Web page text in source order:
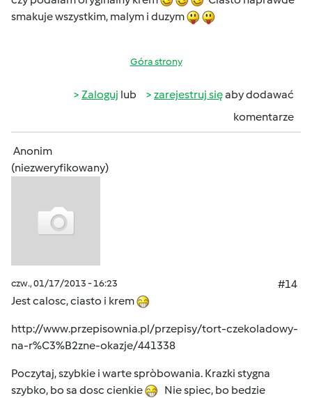
smakuje wszystkim, malym i duzym
Góra strony
Zaloguj lub zarejestruj sięaby dodawać
komentarze
Anonim
(niezweryfikowany)
czw., 01/17/2013 - 16:23
#14
Jest calosc, ciasto i krem
http://www.przepisownia.pl/przepisy/tort-czekoladowy-
na-r%C3%B2zne-okazje/441338
Poczytaj, szybkie i warte spròbowania. Krazki stygna
szybko, bo sa dosc cienkie
Nie spiec, bo bedzie